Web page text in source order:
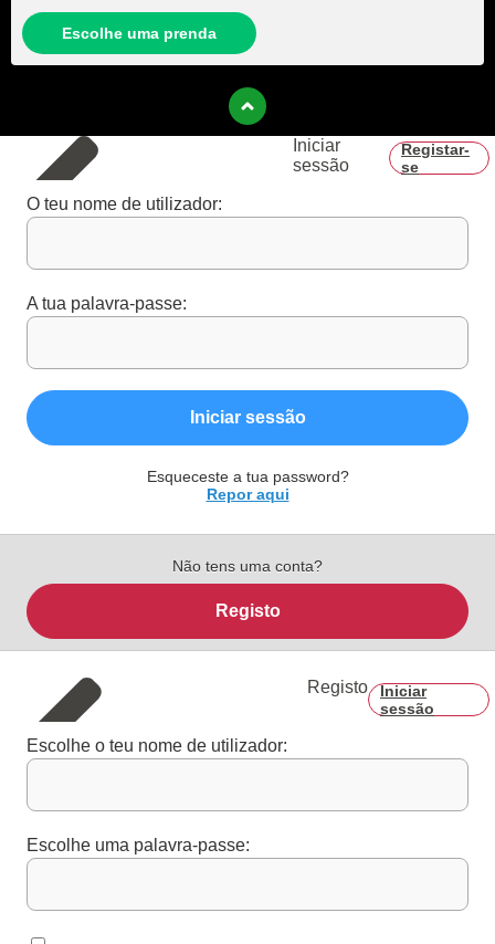
Escolhe uma prenda
Iniciar
sessão
Registar-
se
O teu nome de utilizador:
A tua palavra-passe:
Iniciar sessão
Esqueceste a tua password?
Repor aqui
Não tens uma conta?
Registo
Registo
Iniciar
sessão
Escolhe o teu nome de utilizador:
Escolhe uma palavra-passe: